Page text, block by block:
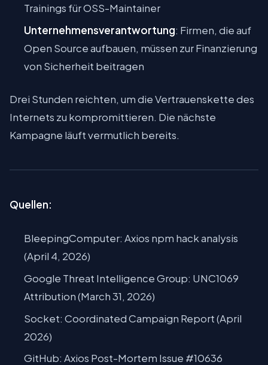
Trainings für OSS-Maintainer
Unternehmensverantwortung: Firmen, die auf
Open Source aufbauen, müssen zur Finanzierung
von Sicherheit beitragen
Drei Stunden reichten, um die Vertrauenskette des
Internets zu kompromittieren. Die nächste
Kampagne läuft vermutlich bereits.
Quellen:
BleepingComputer: Axios npm hack analysis
(April 4, 2026)
Google Threat Intelligence Group: UNC1069
Attribution (March 31, 2026)
Socket: Coordinated Campaign Report (April
2026)
GitHub: Axios Post-Mortem Issue #10636